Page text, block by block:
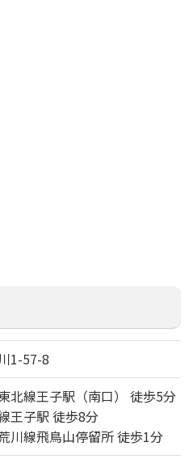
1-57-8
北線王子駅（南口） 徒歩5分
王子駅 徒歩8分
川線飛鳥山停留所 徒歩1分